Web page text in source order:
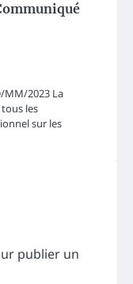
MM/2023 La
les
sur les
publier un